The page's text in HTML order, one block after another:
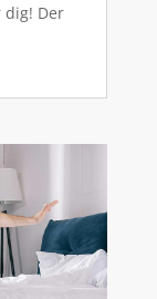
dig! Der